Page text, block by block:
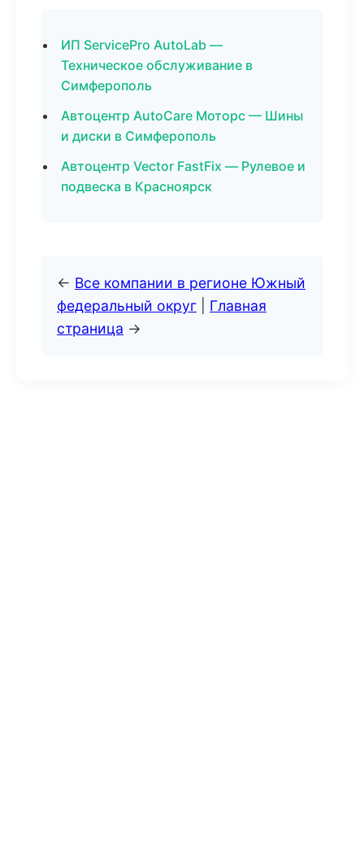
ИП ServicePro AutoLab —
Техническое обслуживание в
Симферополь
Автоцентр AutoCare Моторс — Шины
и диски в Симферополь
Автоцентр Vector FastFix — Рулевое и
подвеска в Красноярск
← Все компании в регионе Южный
федеральный округ
Главная
страница →